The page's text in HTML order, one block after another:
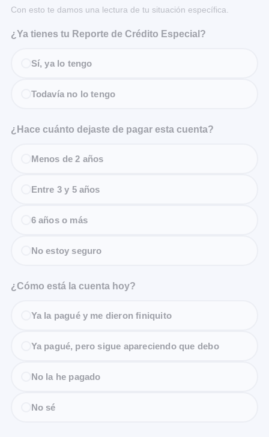
Con esto te damos una lectura de tu situación específica.
¿Ya tienes tu Reporte de Crédito Especial?
Sí, ya lo tengo
Todavía no lo tengo
¿Hace cuánto dejaste de pagar esta cuenta?
Menos de 2 años
Entre 3 y 5 años
6 años o más
No estoy seguro
¿Cómo está la cuenta hoy?
Ya la pagué y me dieron finiquito
Ya pagué, pero sigue apareciendo que debo
No la he pagado
No sé